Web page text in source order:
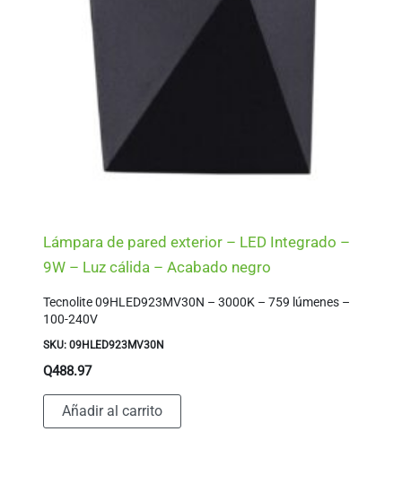
Lámpara de pared exterior – LED Integrado –
9W – Luz cálida – Acabado negro
Tecnolite 09HLED923MV30N – 3000K – 759 lúmenes –
100-240V
SKU: 09HLED923MV30N
Q488.97
Añadir al carrito